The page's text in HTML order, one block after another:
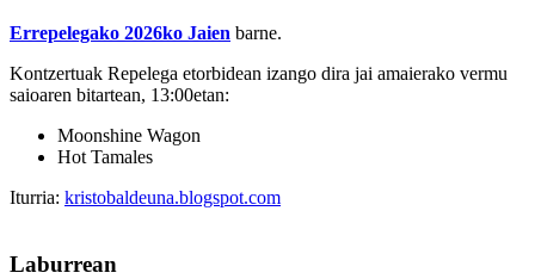
Errepelegako 2026ko Jaien barne.
Kontzertuak Repelega etorbidean izango dira jai amaierako vermu
saioaren bitartean, 13:00etan:
Moonshine Wagon
Hot Tamales
Iturria: kristobaldeuna.blogspot.com
Laburrean